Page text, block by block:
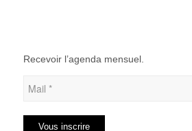
Recevoir l’agenda mensuel.